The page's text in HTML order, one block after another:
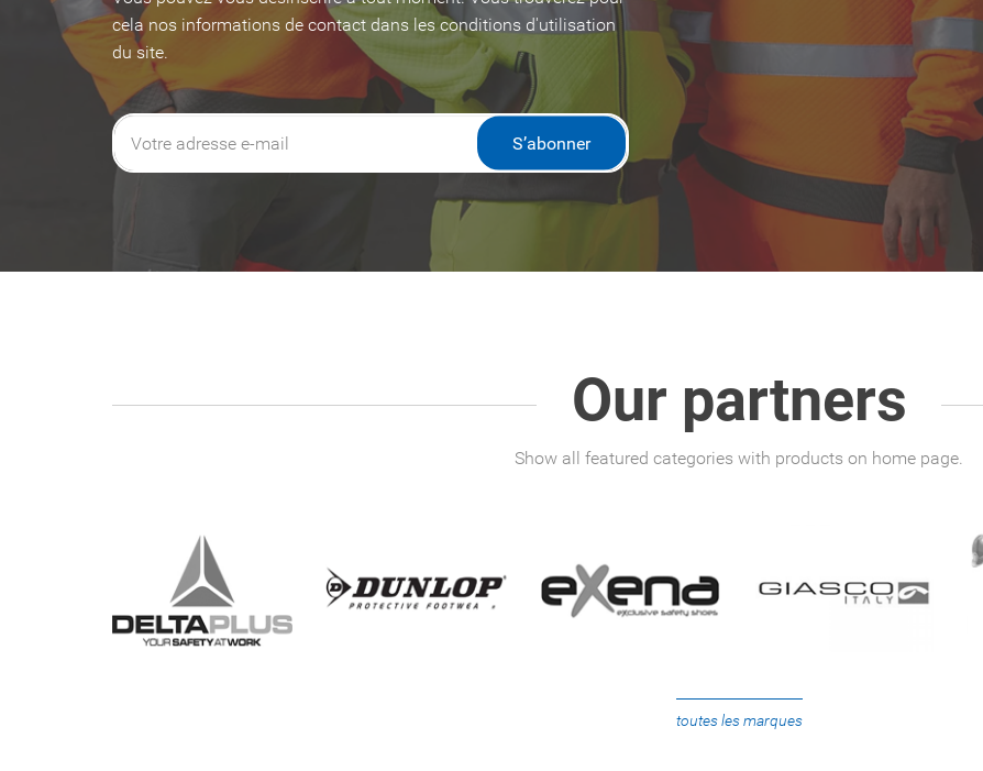
cela nos informations de contact dans les conditions d'utilisation
du site.
S’abonner
Our partners
Show all featured categories with products on home page.
toutes les marques